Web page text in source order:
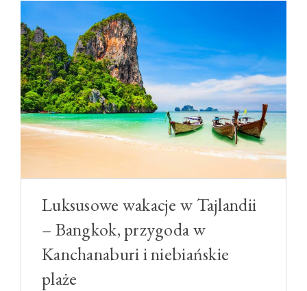
Luksusowe wakacje w Tajlandii
– Bangkok, przygoda w
Kanchanaburi i niebiańskie
plaże